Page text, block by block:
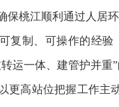
保桃江顺利通过人居
复制、可操作的经
运一体、建管护并重
高站位把握工作主动